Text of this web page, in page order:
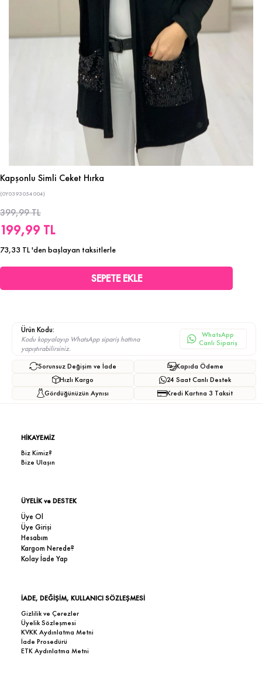
Kapşonlu Simli Ceket Hırka
(0Y0393054004)
399,99 TL
199,99 TL
73,33 TL'den başlayan taksitlerle
Ürün Kodu:
Kodu kopyalayıp WhatsApp sipariş hattına
yapıştırabilirsiniz.
WhatsApp
Canlı Sipariş
Sorunsuz Değişim ve İade
Hızlı Kargo
Gördüğünüzün Aynısı
Kapıda Ödeme
24 Saat Canlı Destek
Kredi Kartına 3 Taksit
HİKAYEMİZ
Biz Kimiz?
Bize Ulaşın
ÜYELİK ve DESTEK
Üye Ol
Üye Girişi
Hesabım
Kargom Nerede?
Kolay İade Yap
İADE, DEĞİŞİM, KULLANICI SÖZLEŞMESİ
Gizlilik ve Çerezler
Üyelik Sözleşmesi
KVKK Aydınlatma Metni
İade Prosedürü
ETK Aydınlatma Metni